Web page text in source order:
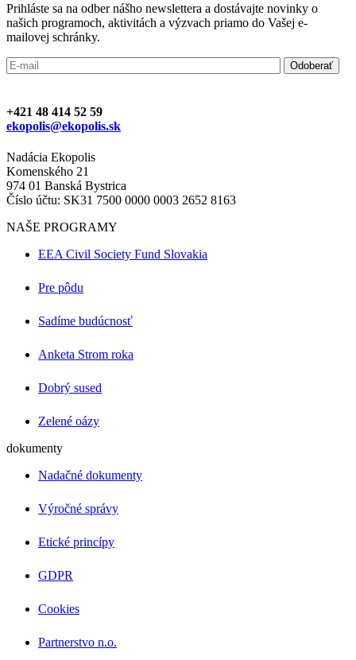
Prihláste sa na odber nášho newslettera a dostávajte novinky o
našich programoch, aktivitách a výzvach priamo do Vašej e-
mailovej schránky.
+421 48 414 52 59
ekopolis@ekopolis.sk
Nadácia Ekopolis
Komenského 21
974 01 Banská Bystrica
Číslo účtu: SK31 7500 0000 0003 2652 8163
NAŠE PROGRAMY
EEA Civil Society Fund Slovakia
Pre pôdu
Sadíme budúcnosť
Anketa Strom roka
Dobrý sused
Zelené oázy
dokumenty
Nadačné dokumenty
Výročné správy
Etické princípy
GDPR
Cookies
Partnerstvo n.o.